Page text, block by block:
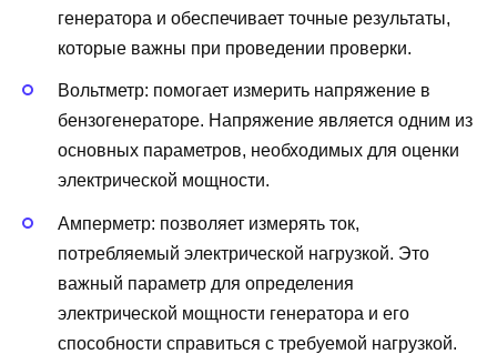
генератора и обеспечивает точные результаты,
которые важны при проведении проверки.
Вольтметр: помогает измерить напряжение в
бензогенераторе. Напряжение является одним из
основных параметров, необходимых для оценки
электрической мощности.
Амперметр: позволяет измерять ток,
потребляемый электрической нагрузкой. Это
важный параметр для определения
электрической мощности генератора и его
способности справиться с требуемой нагрузкой.